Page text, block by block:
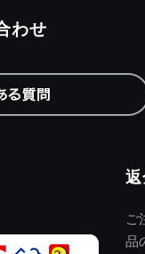
ご
品
わせ